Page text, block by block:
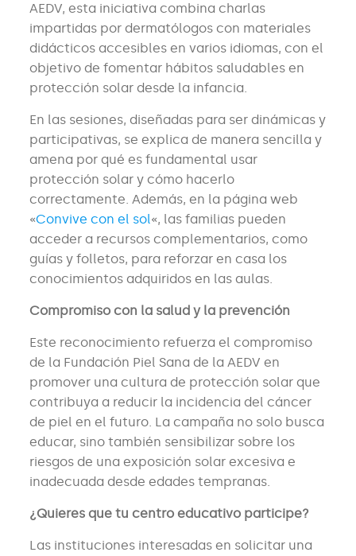
AEDV, esta iniciativa combina charlas
impartidas por dermatólogos con materiales
didácticos accesibles en varios idiomas, con el
objetivo de fomentar hábitos saludables en
protección solar desde la infancia.
En las sesiones, diseñadas para ser dinámicas y
participativas, se explica de manera sencilla y
amena por qué es fundamental usar
protección solar y cómo hacerlo
correctamente. Además, en la página web
«Convive con el sol«, las familias pueden
acceder a recursos complementarios, como
guías y folletos, para reforzar en casa los
conocimientos adquiridos en las aulas.
Compromiso con la salud y la prevención
Este reconocimiento refuerza el compromiso
de la Fundación Piel Sana de la AEDV en
promover una cultura de protección solar que
contribuya a reducir la incidencia del cáncer
de piel en el futuro. La campaña no solo busca
educar, sino también sensibilizar sobre los
riesgos de una exposición solar excesiva e
inadecuada desde edades tempranas.
¿Quieres que tu centro educativo participe?
Las instituciones interesadas en solicitar una